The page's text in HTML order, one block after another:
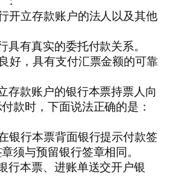
开立存款账户的法人以及其他
具有真实的委托付款关系。
好，具有支付汇票金额的可靠
存款账户的银行本票持票人向
款时，下面说法正确的是：
银行本票背面银行提示付款签
须与预留银行签章相同。
行本票、进账单送交开户银